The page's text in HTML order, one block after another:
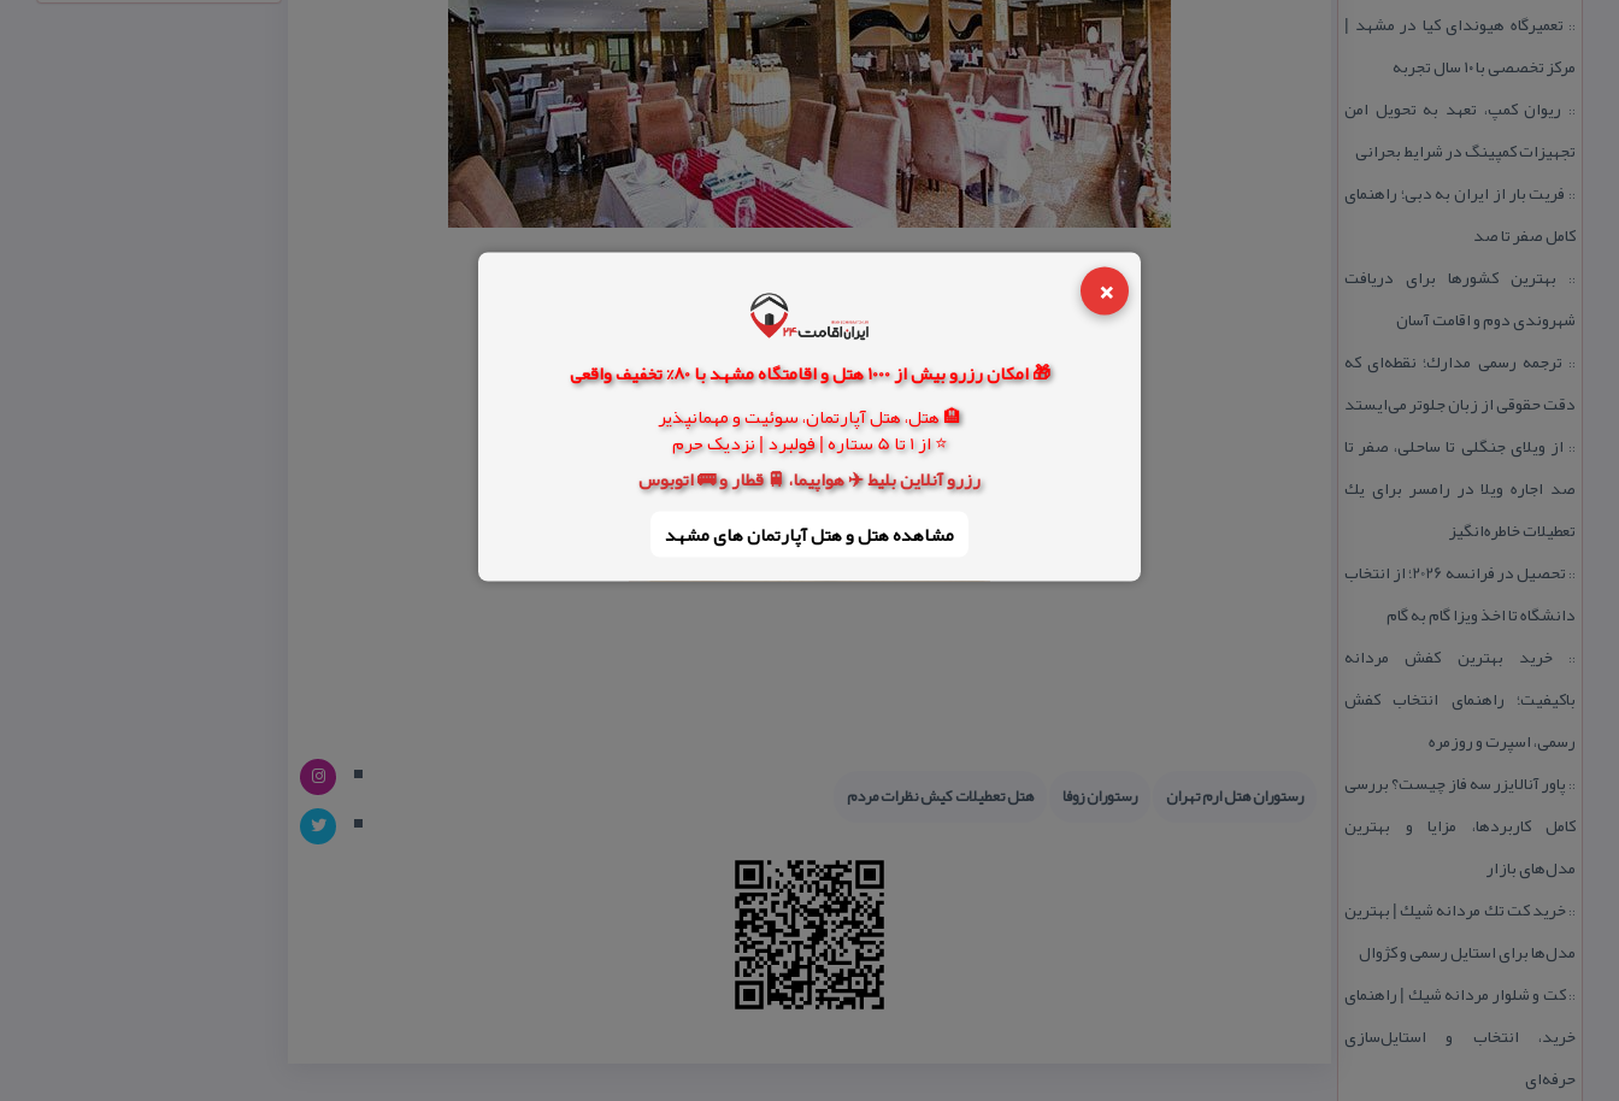
×
🎁 امکان رزرو بیش از 1000 هتل و اقامتگاه مشهد با 80% تخفیف واقعی
🏨 هتل، هتل آپارتمان، سوئیت و مهمانپذیر
⭐ از 1 تا 5 ستاره | فولبرد | نزدیک حرم
رزرو آنلاین بلیط ✈️ هواپیما، 🚆 قطار و 🚌 اتوبوس
مشاهده هتل و هتل‌ آپارتمان های مشهد
:: تعمیرگاه هیوندای كیا در مشهد |
مركز تخصصی با ۱۰ سال تجربه
:: ریوان كمپ، تعهد به تحویل امن
تجهیزات كمپینگ در شرایط بحرانی
:: فریت بار از ایران به دبی؛ راهنمای
كامل صفر تا صد
:: بهترین كشورها برای دریافت
شهروندی دوم و اقامت آسان
:: ترجمه رسمی مدارك؛ نقطه‌ای كه
دقت حقوقی از زبان جلوتر می‌ایستد
:: از ویلای جنگلی تا ساحلی، صفر تا
صد اجاره ویلا در رامسر برای یك
تعطیلات خاطره‌انگیز
::
تحصیل در فرانسه 2026؛ از انتخاب
دانشگاه تا اخذ ویزا گام به گام
::خرید بهترین كفش مردانه
باكیفیت؛ راهنمای انتخاب كفش
رسمی، اسپرت و روزمره
:: پاور آنالایزر سه فاز چیست؟ بررسی
كامل كاربردها، مزایا و بهترین
مدل‌های بازار
::خرید كت تك مردانه شیك | بهترین
مدل‌ها برای استایل رسمی و كژوال
::كت و شلوار مردانه شیك | راهنمای
خرید، انتخاب و استایل‌سازی
حرفه‌ای
رستوران هتل ارم تهران رستوران زوفا هتل تعطیلات كیش نظرات مردم